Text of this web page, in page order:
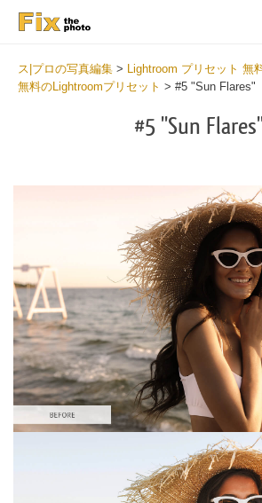
ス|プロの写真編集 > Lightroom プリセット 無
無料のLightroomプリセット > #5 "Sun Flares"
#5 "Sun
選んでください